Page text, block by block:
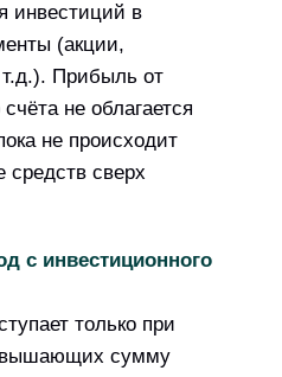
инвестиций в
(акции,
Прибыль от
не облагается
не происходит
средств сверх
с инвестиционного
только при
сумму